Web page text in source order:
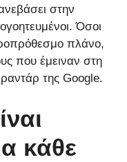
στην
Όσοι
πλάνο,
που έμειναν στη
της Google.
κάθε